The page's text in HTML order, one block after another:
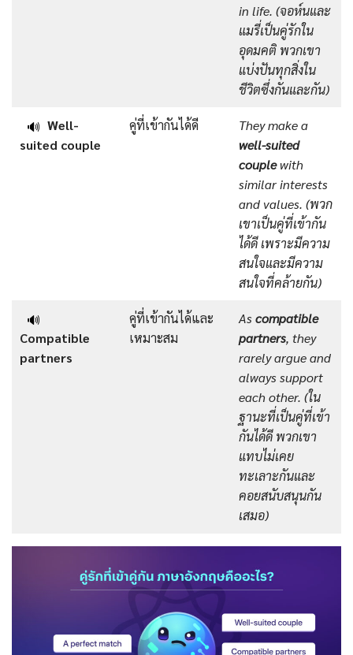
in life. (จอห์นและ
แมรี่เป็นคู่รักใน
อุดมคติ พวกเขา
แบ่งปันทุกสิ่งใน
ชีวิตซึ่งกันและกัน)
🔊 Well-
suited couple
คู่ที่เข้ากันได้ดี
They make a
well-suited
couplewith
similar interests
and values. (พวก
เขาเป็นคู่ที่เข้ากัน
ได้ดี เพราะมีความ
สนใจและมีความ
สนใจที่คล้ายกัน)
🔊
Compatible
partners
คู่ที่เข้ากันได้และ
เหมาะสม
As compatible
partners, they
rarely argue and
always support
each other. (ใน
ฐานะที่เป็นคู่ที่เข้า
กันได้ดี พวกเขา
แทบไม่เคย
ทะเลาะกันและ
คอยสนับสนุนกัน
เสมอ)